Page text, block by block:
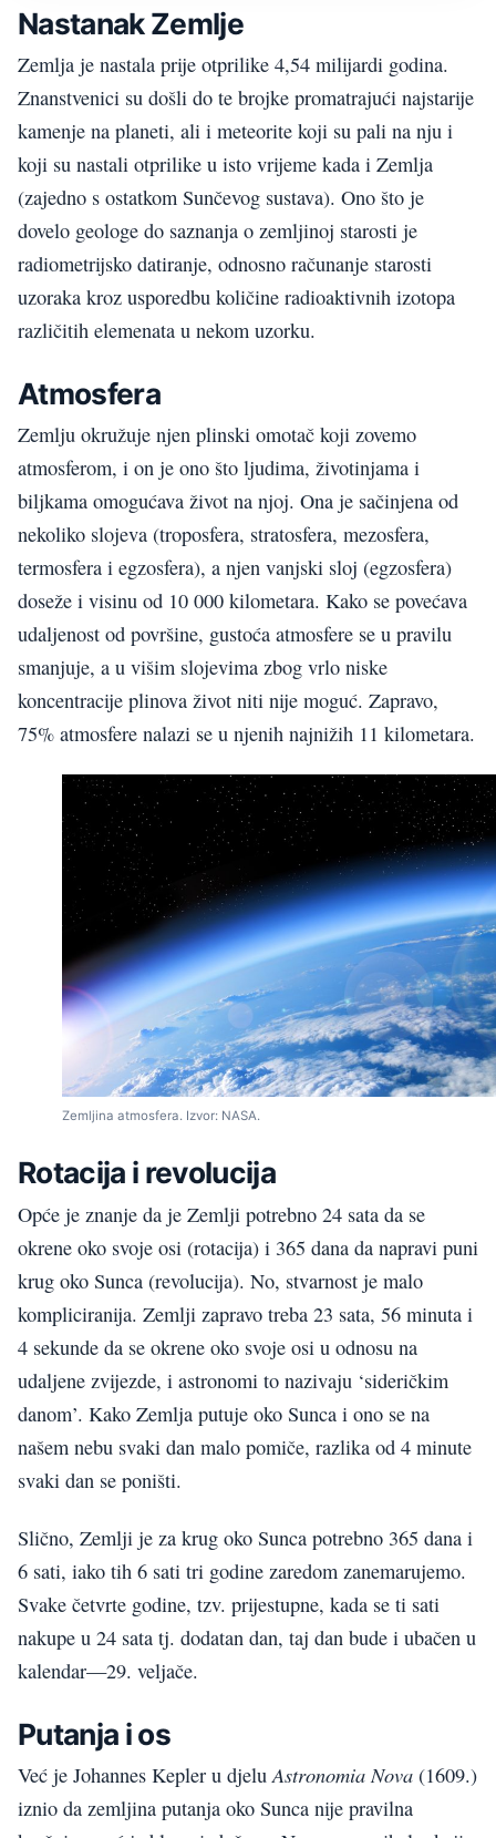
Nastanak Zemlje
Zemlja je nastala prije otprilike 4,54 milijardi godina.
Znanstvenici su došli do te brojke promatrajući najstarije
kamenje na planeti, ali i meteorite koji su pali na nju i
koji su nastali otprilike u isto vrijeme kada i Zemlja
(zajedno s ostatkom Sunčevog sustava). Ono što je
dovelo geologe do saznanja o zemljinoj starosti je
radiometrijsko datiranje, odnosno računanje starosti
uzoraka kroz usporedbu količine radioaktivnih izotopa
različitih elemenata u nekom uzorku.
Atmosfera
Zemlju okružuje njen plinski omotač koji zovemo
atmosferom, i on je ono što ljudima, životinjama i
biljkama omogućava život na njoj. Ona je sačinjena od
nekoliko slojeva (troposfera, stratosfera, mezosfera,
termosfera i egzosfera), a njen vanjski sloj (egzosfera)
doseže i visinu od 10 000 kilometara. Kako se povećava
udaljenost od površine, gustoća atmosfere se u pravilu
smanjuje, a u višim slojevima zbog vrlo niske
koncentracije plinova život niti nije moguć. Zapravo,
75% atmosfere nalazi se u njenih najnižih 11 kilometara.
Zemljina atmosfera. Izvor: NASA.
Rotacija i revolucija
Opće je znanje da je Zemlji potrebno 24 sata da se
okrene oko svoje osi (rotacija) i 365 dana da napravi puni
krug oko Sunca (revolucija). No, stvarnost je malo
kompliciranija. Zemlji zapravo treba 23 sata, 56 minuta i
4 sekunde da se okrene oko svoje osi u odnosu na
udaljene zvijezde, i astronomi to nazivaju ‘sideričkim
danom’. Kako Zemlja putuje oko Sunca i ono se na
našem nebu svaki dan malo pomiče, razlika od 4 minute
svaki dan se poništi.
Slično, Zemlji je za krug oko Sunca potrebno 365 dana i
6 sati, iako tih 6 sati tri godine zaredom zanemarujemo.
Svake četvrte godine, tzv. prijestupne, kada se ti sati
nakupe u 24 sata tj. dodatan dan, taj dan bude i ubačen u
kalendar—29. veljače.
Putanja i os
Već je Johannes Kepler u djeluAstronomia Nova (1609.)
iznio da zemljina putanja oko Sunca nije pravilna